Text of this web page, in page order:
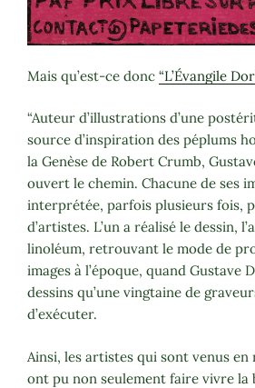
Mais qu’est-ce donc “L’Évangile
“Auteur d’illustrations d’une
source d’inspiration des péplums
la Genèse de Robert Crumb,
ouvert le chemin. Chacune de ses
interprétée, parfois plusieurs fois,
d’artistes. L’un a réalisé le dessin,
linoléum, retrouvant le mode de
images à l’époque, quand Gustave
dessins qu’une vingtaine de
d’exécuter.
Ainsi, les artistes qui sont venus en
ont pu non seulement faire vivre la